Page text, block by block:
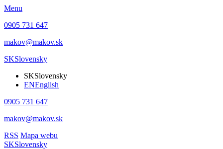
Menu
0905 731 647
makov@makov.sk
SKSlovensky
SKSlovensky
ENEnglish
0905 731 647
makov@makov.sk
RSS Mapa webu
SKSlovensky